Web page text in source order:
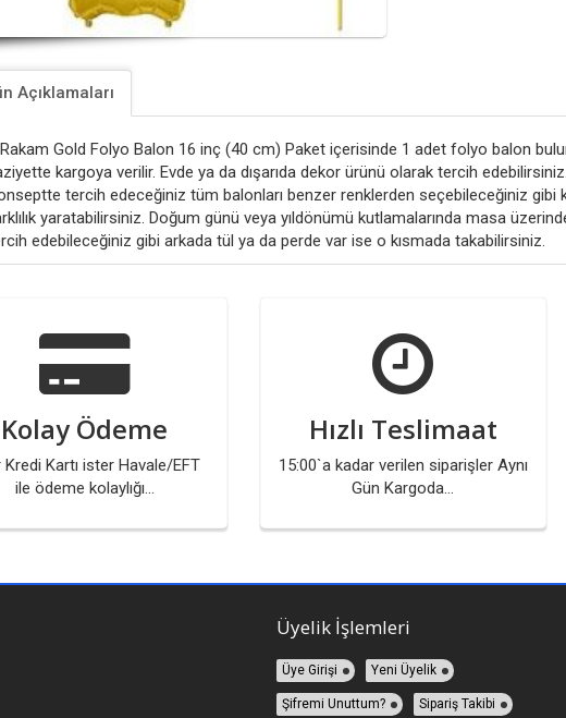
Açıklamaları
Gold Folyo Balon 16 inç (40 cm) Paket içerisinde 1 adet folyo balon
kargoya verilir. Evde ya da dışarıda dekor ürünü olarak tercih
tercih edeceğiniz tüm balonları benzer renklerden seçebileceğiniz
yaratabilirsiniz. Doğum günü veya yıldönümü kutlamalarında masa
edebileceğiniz gibi arkada tül ya da perde var ise o kısmada takabilirsiniz.
Kolay Ödeme
Kredi Kartı ister Havale/EFT
ile ödeme kolaylığı...
Hızlı Teslimaat
15:00`a kadar verilen siparişler Aynı
Gün Kargoda...
Üyelik İşlemleri
Üye Girişi Yeni Üyelik
Şifremi Unuttum? Sipariş Takibi